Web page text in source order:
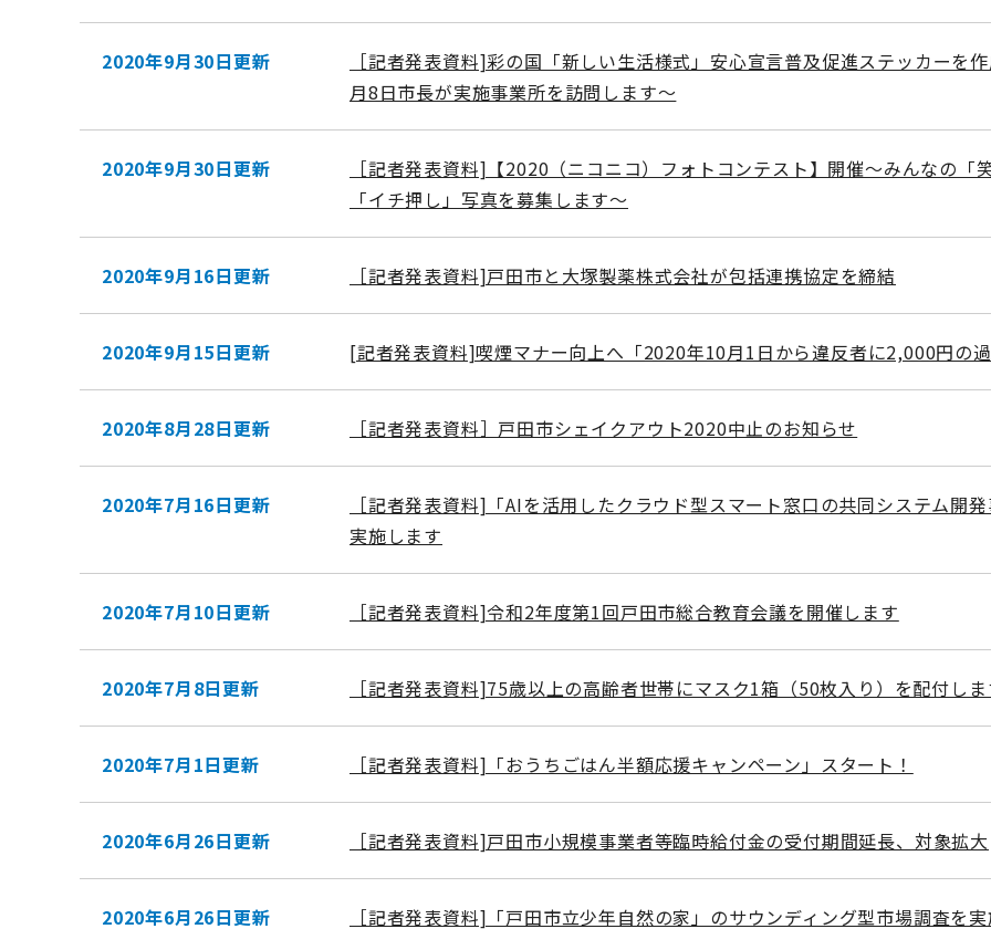
2020年9月30日更新
［記者発表資料]彩の国「新しい生活様式」安心宣言普及促進ステッカーを
月8日市長が実施事業所を訪問します～
2020年9月30日更新
［記者発表資料]【2020（ニコニコ）フォトコンテスト】開催～みんなの「
「イチ押し」写真を募集します～
2020年9月16日更新 ［記者発表資料]戸田市と大塚製薬株式会社が包括連携協定を締結
2020年9月15日更新 [記者発表資料]喫煙マナー向上へ「2020年10月1日から違反者に2,000円の過
2020年8月28日更新 ［記者発表資料］戸田市シェイクアウト2020中止のお知らせ
2020年7月16日更新
［記者発表資料]「AIを活用したクラウド型スマート窓口の共同システム開
実施します
2020年7月10日更新 ［記者発表資料]令和2年度第1回戸田市総合教育会議を開催します
2020年7月8日更新 ［記者発表資料]75歳以上の高齢者世帯にマスク1箱（50枚入り）を配付しま
2020年7月1日更新 ［記者発表資料]「おうちごはん半額応援キャンペーン」スタート！
2020年6月26日更新 ［記者発表資料]戸田市小規模事業者等臨時給付金の受付期間延長、対象拡大
2020年6月26日更新 ［記者発表資料]「戸田市立少年自然の家」のサウンディング型市場調査を